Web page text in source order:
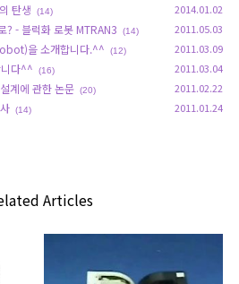
탄생 (14) 2014.01.02
? - 블럭화 로봇 MTRAN3 (14) 2011.05.03
을 소개합니다.^^ (12) 2011.03.09
다^^ (16) 2011.03.04
계에 관한 논문 (20) 2011.02.22
(14) 2011.01.24
Articles